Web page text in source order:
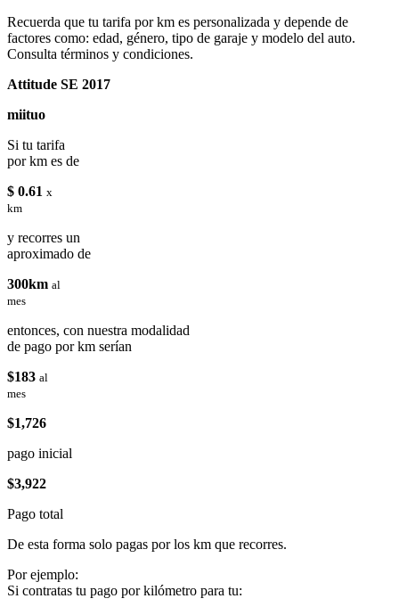
Recuerda que tu tarifa por km es personalizada y depende de
factores como: edad, género, tipo de garaje y modelo del auto.
Consulta términos y condiciones.
Attitude SE 2017
miituo
Si tu tarifa
por km es de
$ 0.61 x
km
y recorres un
aproximado de
300km al
mes
entonces, con nuestra modalidad
de pago por km serían
$183 al
mes
$1,726
pago inicial
$3,922
Pago total
De esta forma solo pagas por los km que recorres.
Por ejemplo:
Si contratas tu pago por kilómetro para tu: